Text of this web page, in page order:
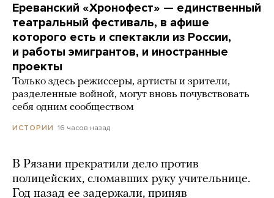
Ереванский «Хронофест» — единственный
театральный фестиваль, в афише
которого есть и спектакли из России,
и работы эмигрантов, и иностранные
проекты
Только здесь режиссеры, артисты и зрители,
разделенные войной, могут вновь почувствовать
себя одним сообществом
ИСТОРИИ 16 часов назад
В Рязани прекратили дело против
полицейских, сломавших руку учительнице.
Год назад ее задержали, приняв